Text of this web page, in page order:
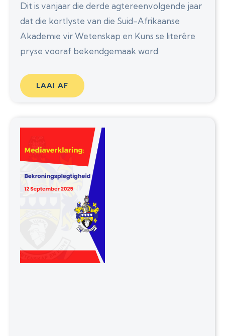
Dit is vanjaar die derde agtereenvolgende jaar
dat die kortlyste van die Suid-Afrikaanse
Akademie vir Wetenskap en Kuns se literêre
pryse vooraf bekendgemaak word.
LAAI AF